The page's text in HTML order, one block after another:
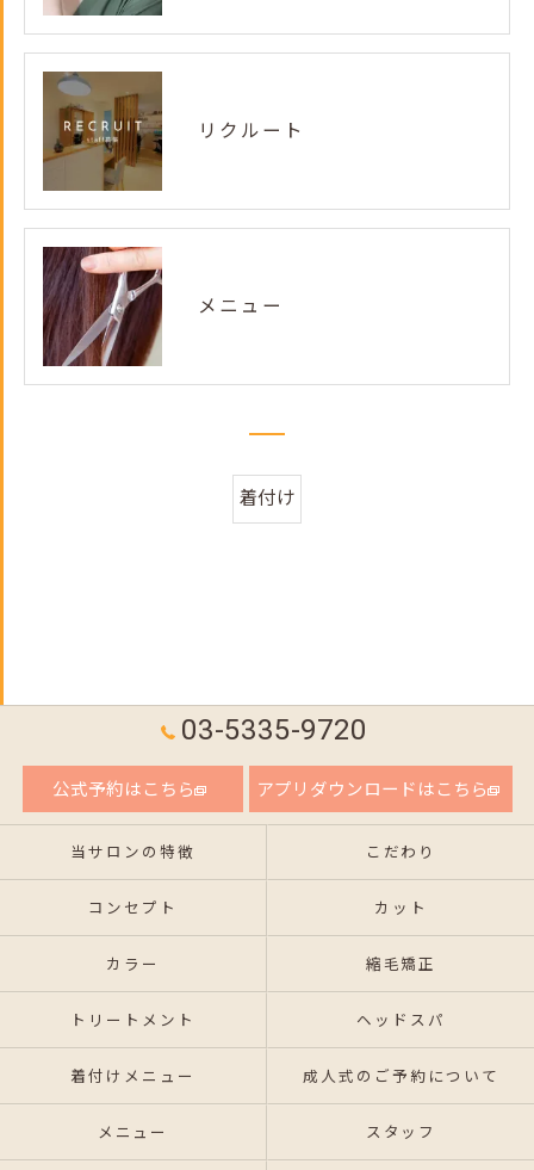
リクルート
メニュー
着付け
03-5335-9720
公式予約はこちら アプリダウンロードはこちら
当サロンの特徴 こだわり
コンセプト カット
カラー 縮毛矯正
トリートメント ヘッドスパ
着付けメニュー 成人式のご予約について
メニュー スタッフ